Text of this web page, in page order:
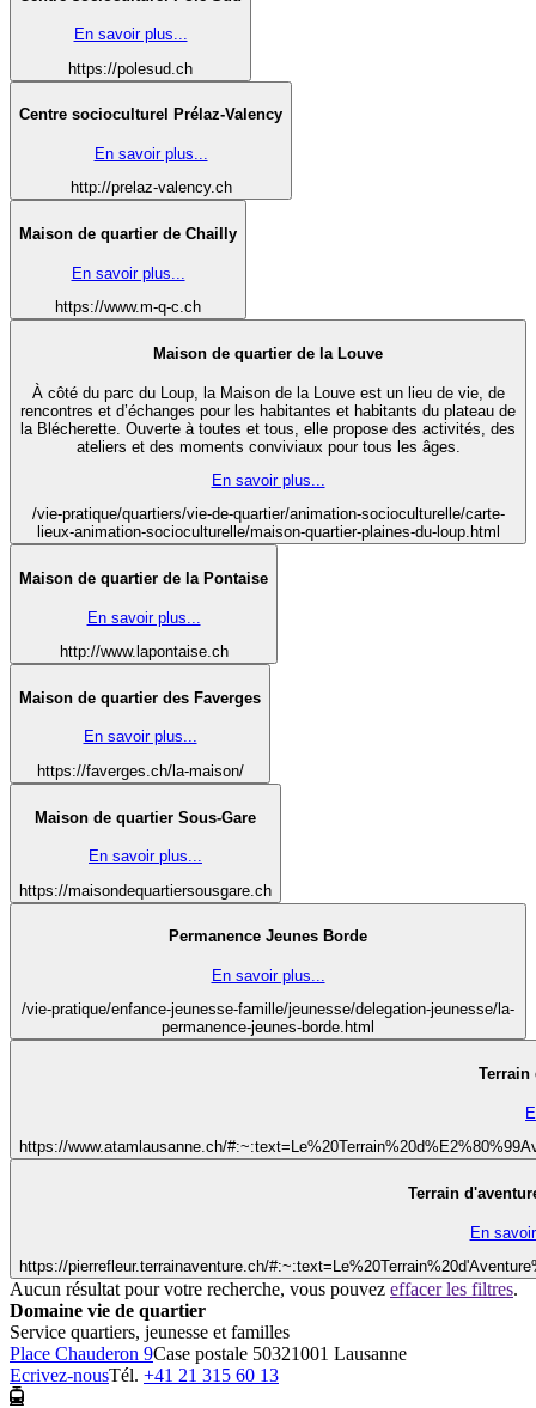
En savoir plus...
https://polesud.ch
Centre socioculturel Prélaz-Valency
En savoir plus...
http://prelaz-valency.ch
Maison de quartier de Chailly
En savoir plus...
https://www.m-q-c.ch
Maison de quartier de la Louve
À côté du parc du Loup, la Maison de la Louve est un lieu de vie, de
rencontres et d’échanges pour les habitantes et habitants du plateau de
la Blécherette. Ouverte à toutes et tous, elle propose des activités, des
ateliers et des moments conviviaux pour tous les âges.
En savoir plus...
/vie-pratique/quartiers/vie-de-quartier/animation-socioculturelle/carte-
lieux-animation-socioculturelle/maison-quartier-plaines-du-loup.html
Maison de quartier de la Pontaise
En savoir plus...
http://www.lapontaise.ch
Maison de quartier des Faverges
En savoir plus...
https://faverges.ch/la-maison/
Maison de quartier Sous-Gare
En savoir plus...
https://maisondequartiersousgare.ch
Permanence Jeunes Borde
En savoir plus...
/vie-pratique/enfance-jeunesse-famille/jeunesse/delegation-jeunesse/la-
permanence-jeunes-borde.html
Terrain
https://www.atamlausanne.ch/
Terrain
En
https://pierrefleur.terrainaventure.ch/
Aucun résultat pour votre recherche, vous pouvez effacer les filtres.
Domaine vie de quartier
Service quartiers, jeunesse et familles
Place Chauderon 9Case postale 50321001 Lausanne
Ecrivez-nousTél. +41 21 315 60 13